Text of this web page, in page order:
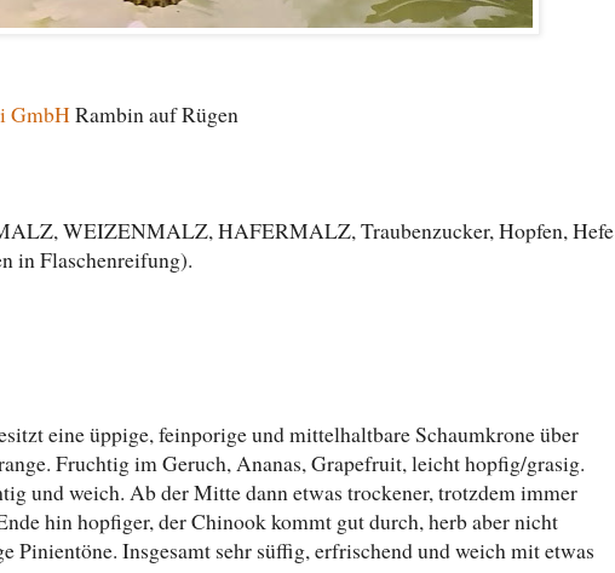
GmbHRambin auf Rügen
WEIZENMALZ, HAFERMALZ, Traubenzucker, Hopfen, Hefe
in Flaschenreifung).
eine üppige, feinporige und mittelhaltbare Schaumkrone über
Fruchtig im Geruch, Ananas, Grapefruit, leicht hopfig/grasig.
und weich. Ab der Mitte dann etwas trockener, trotzdem immer
hin hopfiger, der Chinook kommt gut durch, herb aber nicht
Pinientöne. Insgesamt sehr süffig, erfrischend und weich mit etwas